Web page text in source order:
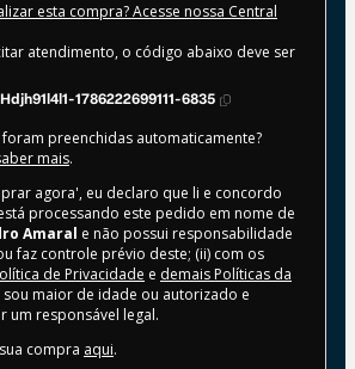
esta compra? Acesse nossa Central
atendimento, o código abaixo deve ser
1786222699111-6835
preenchidas automaticamente?
mais.
agora', eu declaro que li e concordo
processando este pedido em nome de
Amaral e não possui responsabilidade
faz controle prévio deste; (ii) com os
de Privacidade e demais Políticas da
sou maior de idade ou autorizado e
um responsável legal.
compra aqui.